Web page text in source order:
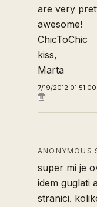
are very
awesome!
ChicToChic
kiss,
Marta
7/19/2012
ANONYMOUS
super mi je
idem guglati
stranici.